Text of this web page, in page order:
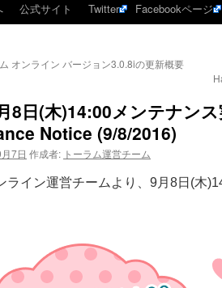
公式サイト Twitter Facebookページ
オンライン バージョン3.0.8iの更新概要
8日(木)14:00メンテナン
Notice (9/8/2016)
7日 作成者: トーラム運営チーム
ライン運営チームより、9月8日(木